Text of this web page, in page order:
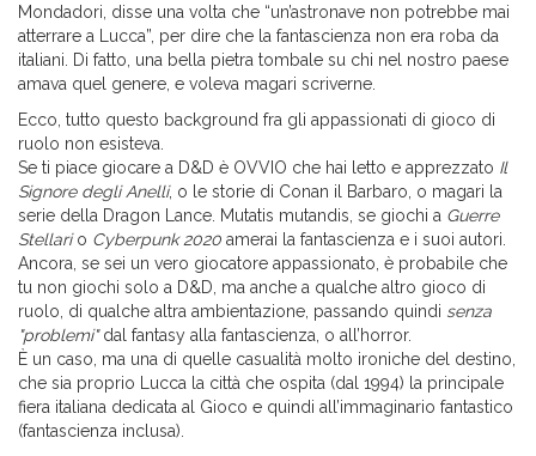
Mondadori, disse una volta che “un’astronave non potrebbe mai
atterrare a Lucca”, per dire che la fantascienza non era roba da
italiani. Di fatto, una bella pietra tombale su chi nel nostro paese
amava quel genere, e voleva magari scriverne.
Ecco, tutto questo background fra gli appassionati di gioco di
ruolo non esisteva.
Se ti piace giocare a D&D è OVVIO che hai letto e apprezzato Il
Signore degli Anelli, o le storie di Conan il Barbaro, o magari la
serie della Dragon Lance. Mutatis mutandis, se giochi a Guerre
Stellario Cyberpunk 2020 amerai la fantascienza e i suoi autori.
Ancora, se sei un vero giocatore appassionato, è probabile che
tu non giochi solo a D&D, ma anche a qualche altro gioco di
ruolo, di qualche altra ambientazione, passando quindi senza
"problemi"dal fantasy alla fantascienza, o all’horror.
È un caso, ma una di quelle casualità molto ironiche del destino,
che sia proprio Lucca la città che ospita (dal 1994) la principale
fiera italiana dedicata al Gioco e quindi all’immaginario fantastico
(fantascienza inclusa).